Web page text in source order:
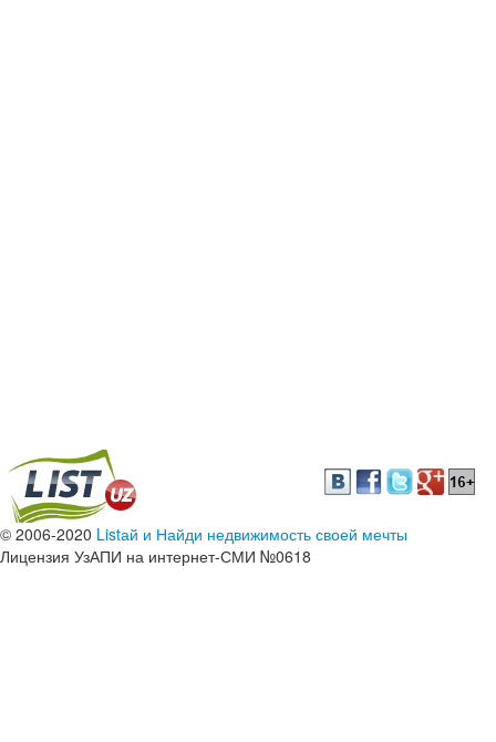
© 2006-2020 Listай и Найди недвижимость своей мечты
Лицензия УзАПИ на интернет-СМИ №0618